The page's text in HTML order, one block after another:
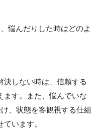
悩んだりした時はどのよ
決しない時は、信頼する
ます。また、悩んでいな
、状態を客観視する仕組
います。